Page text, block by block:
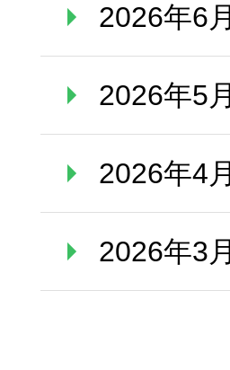
2026年6月
2026年5月
2026年4月
2026年3月